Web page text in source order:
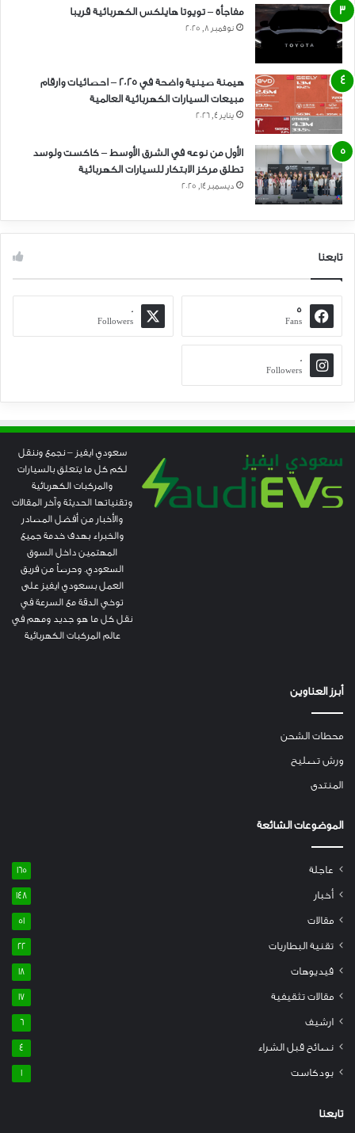
مفاجأة – تويوتا هايلكس الكهربائية قريبا
نوفمبر 8, 2025
هيمنة صينية واضحة في 2025 – احصائيات وارقام
مبيعات السيارات الكهربائية العالمية
يناير 4, 2026
الأول من نوعه في الشرق الأوسط – كاكست ولوسد
تطلق مركز الابتكار للسيارات الكهربائية
ديسمبر 14, 2025
تابعنا
5
Fans
0
Followers
0
Followers
سعودي ايفيز – نجمع وننقل
لكم كل ما يتعلق بالسيارات
والمركبات الكهربائية
وتقنياتها الحديثة وآخر المقالات
والأخبار من أفضل المصادر
والخبراء بهدف خدمة جميع
المهتمين داخل السوق
السعودي. وحرصاً من فريق
العمل بسعودي ايفيز على
توخي الدقة مع السرعة في
نقل كل ما هو جديد ومهم في
عالم المركبات الكهربائية
أبرز العناوين
محطات الشحن
ورش تصليح
المنتدى
الموضوعات الشائعة
عاجلة 165
أخبار 148
مقالات 51
تقنية البطاريات 22
فيديوهات 18
مقالات تثقيفية 17
ارشيف 6
نصائح قبل الشراء 4
بودكاست 1
تابعنا